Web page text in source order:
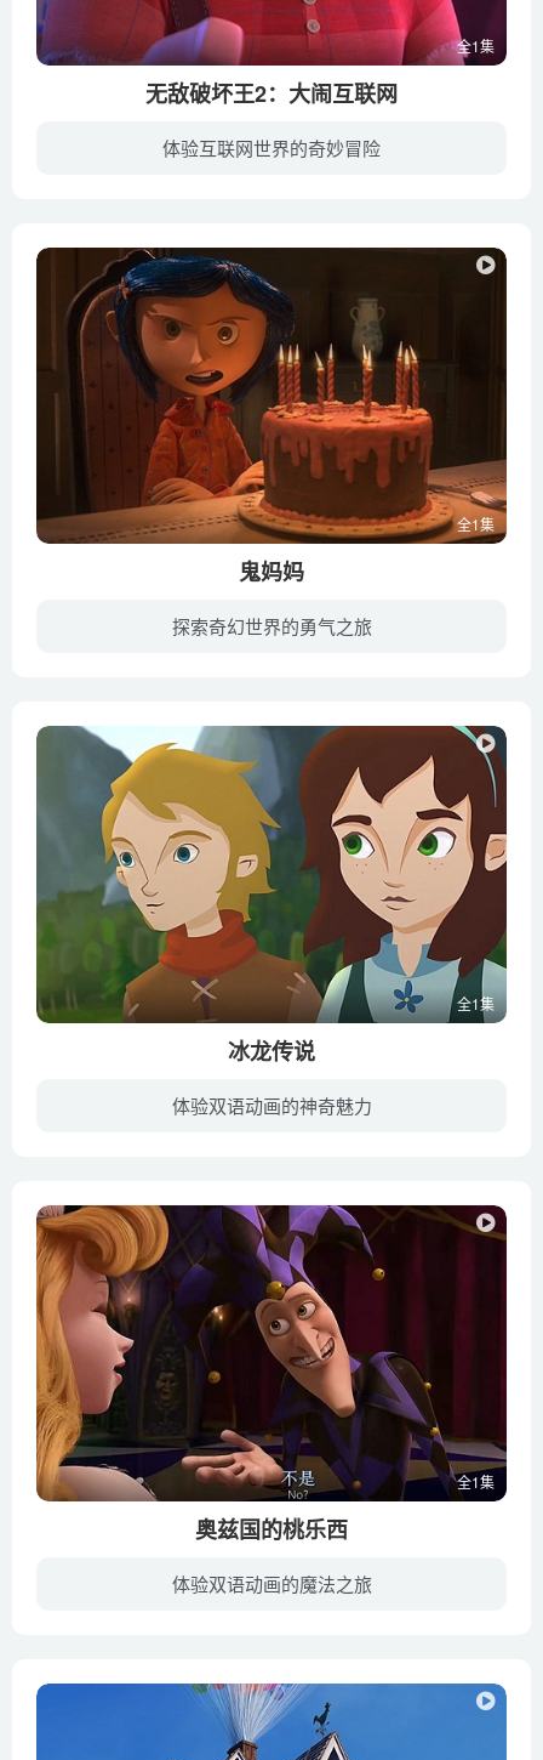
全1集
无敌破坏王2：大闹互联网
体验互联网世界的奇妙冒险
全1集
鬼妈妈
探索奇幻世界的勇气之旅
全1集
冰龙传说
体验双语动画的神奇魅力
全1集
奥兹国的桃乐西
体验双语动画的魔法之旅